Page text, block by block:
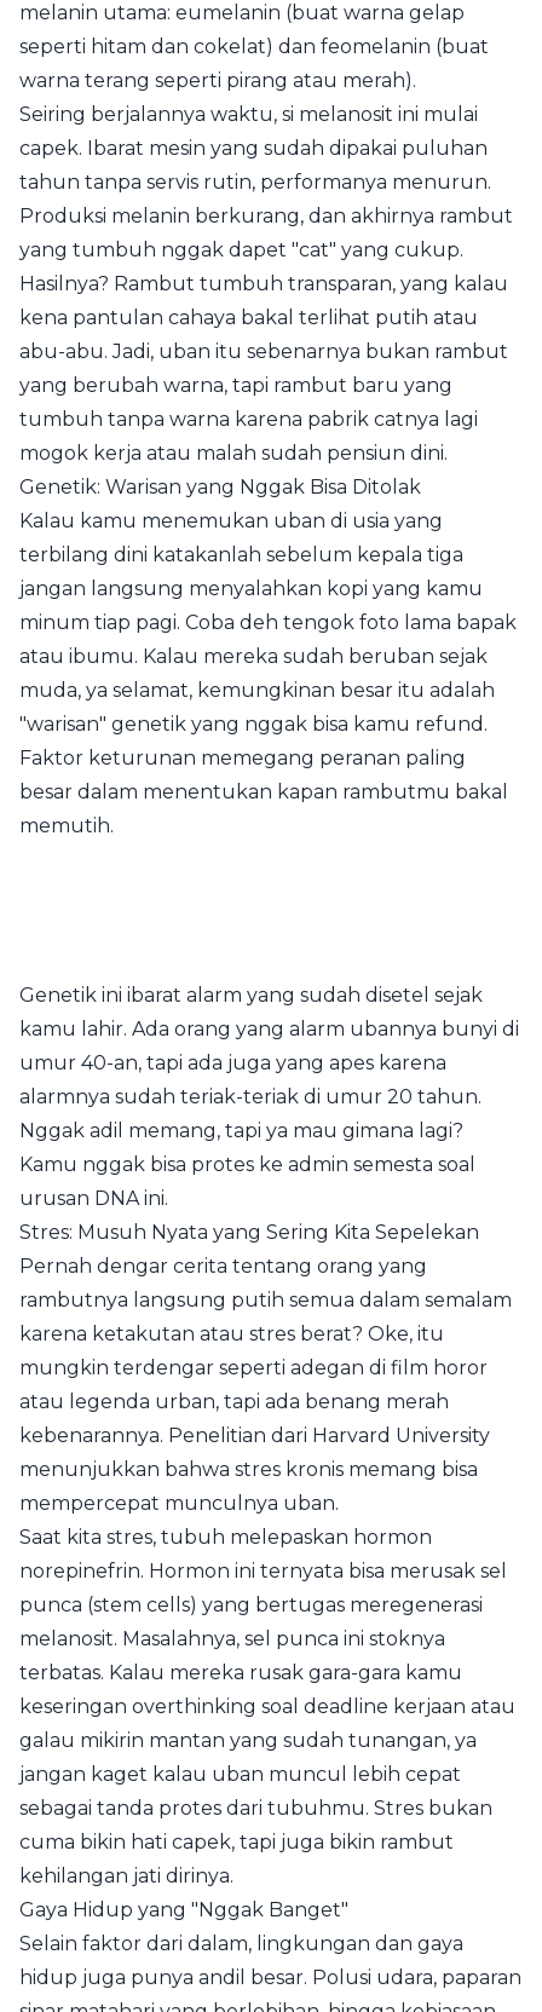
melanin utama: eumelanin (buat warna gelap
seperti hitam dan cokelat) dan feomelanin (buat
warna terang seperti pirang atau merah).
Seiring berjalannya waktu, si melanosit ini mulai
capek. Ibarat mesin yang sudah dipakai puluhan
tahun tanpa servis rutin, performanya menurun.
Produksi melanin berkurang, dan akhirnya rambut
yang tumbuh nggak dapet "cat" yang cukup.
Hasilnya? Rambut tumbuh transparan, yang kalau
kena pantulan cahaya bakal terlihat putih atau
abu-abu. Jadi, uban itu sebenarnya bukan rambut
yang berubah warna, tapi rambut baru yang
tumbuh tanpa warna karena pabrik catnya lagi
mogok kerja atau malah sudah pensiun dini.
Genetik: Warisan yang Nggak Bisa Ditolak
Kalau kamu menemukan uban di usia yang
terbilang dini katakanlah sebelum kepala tiga
jangan langsung menyalahkan kopi yang kamu
minum tiap pagi. Coba deh tengok foto lama bapak
atau ibumu. Kalau mereka sudah beruban sejak
muda, ya selamat, kemungkinan besar itu adalah
"warisan" genetik yang nggak bisa kamu refund.
Faktor keturunan memegang peranan paling
besar dalam menentukan kapan rambutmu bakal
memutih.
Genetik ini ibarat alarm yang sudah disetel sejak
kamu lahir. Ada orang yang alarm ubannya bunyi di
umur 40-an, tapi ada juga yang apes karena
alarmnya sudah teriak-teriak di umur 20 tahun.
Nggak adil memang, tapi ya mau gimana lagi?
Kamu nggak bisa protes ke admin semesta soal
urusan DNA ini.
Stres: Musuh Nyata yang Sering Kita Sepelekan
Pernah dengar cerita tentang orang yang
rambutnya langsung putih semua dalam semalam
karena ketakutan atau stres berat? Oke, itu
mungkin terdengar seperti adegan di film horor
atau legenda urban, tapi ada benang merah
kebenarannya. Penelitian dari Harvard University
menunjukkan bahwa stres kronis memang bisa
mempercepat munculnya uban.
Saat kita stres, tubuh melepaskan hormon
norepinefrin. Hormon ini ternyata bisa merusak sel
punca (stem cells) yang bertugas meregenerasi
melanosit. Masalahnya, sel punca ini stoknya
terbatas. Kalau mereka rusak gara-gara kamu
keseringan overthinking soal deadline kerjaan atau
galau mikirin mantan yang sudah tunangan, ya
jangan kaget kalau uban muncul lebih cepat
sebagai tanda protes dari tubuhmu. Stres bukan
cuma bikin hati capek, tapi juga bikin rambut
kehilangan jati dirinya.
Gaya Hidup yang "Nggak Banget"
Selain faktor dari dalam, lingkungan dan gaya
hidup juga punya andil besar. Polusi udara, paparan